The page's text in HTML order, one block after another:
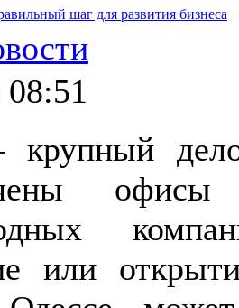
шаг для развития бизнеса
или